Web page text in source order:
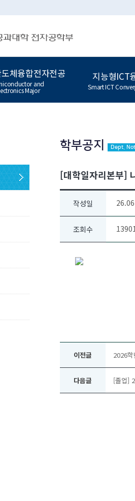
체융합전자전공
and
Major
지능형ICT
Smart ICT
학부공지 Dept.
[대학일자리본부]
작성일
조회수
이전글 2026
다음글 [졸업]